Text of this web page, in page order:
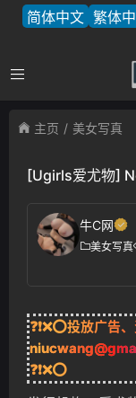
简体中文 繁体
主页 美女写真
[Ugirls爱尤物]
牛C网
美女写真
❓❗❌⭕投放广
❓❗❌⭕